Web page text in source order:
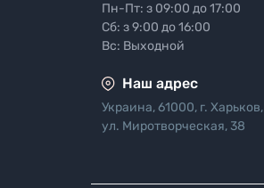
Пн-Пт: з 09:00 до 17:00
Сб: з 9:00 до 16:00
Вс: Выходной
Наш адрес
Украина, 61000, г. Харьков,
ул. Миротворческая, 38